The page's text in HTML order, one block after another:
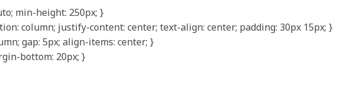
min-height: 250px; }
column; justify-content: center; text-align: center; padding: 30px 15px; }
gap: 5px; align-items: center; }
bottom: 20px; }